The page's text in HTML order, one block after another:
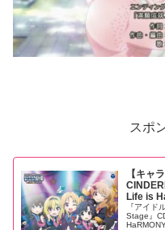
スポ
【キャ
Life is
『アイド
Stage』